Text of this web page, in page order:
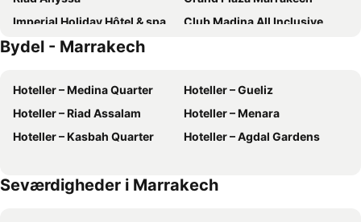
Imperial Holiday Hôtel & spa
Club Madina All Inclusive
Palais de l'Ô
Pickalbatros Hotel Du Golf - All Inclusive
Labranda Targa Aqua Parc
La Mamounia
Novotel Marrakech Hivernage
Sol Oasis Marrakech - All inclusive
The Bird Exclusive Guest House & Spa
ibis Marrakech Palmeraie
Kech Boutique Hotel & Spa
Bydel - Marrakech
Hoteller – Medina Quarter
Hoteller – Gueliz
Hoteller – Riad Assalam
Hoteller – Menara
Hoteller – Kasbah Quarter
Hoteller – Agdal Gardens
Seværdigheder i Marrakech